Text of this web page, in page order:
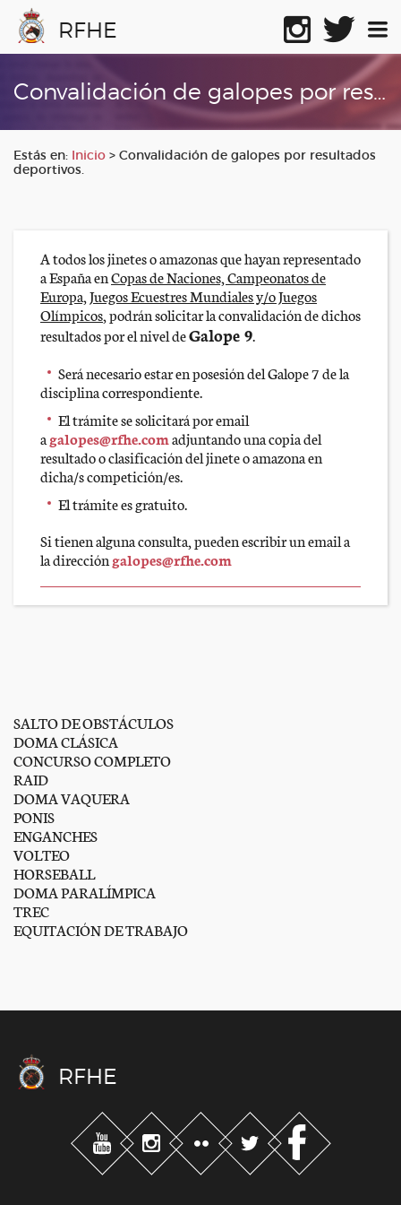
RFHE
Convalidación de galopes por resultados deportivos.
Estás en: Inicio > Convalidación de galopes por resultados
deportivos.
A todos los jinetes o amazonas que hayan representado
a España enCopas de Naciones, Campeonatos de
Europa, Juegos Ecuestres Mundiales y/o Juegos
Olímpicos, podrán solicitar la convalidación de dichos
resultados por el nivel deGalope 9.
Será necesario estar en posesión del Galope 7 de la
disciplina correspondiente.
El trámite se solicitará por email
a galopes@rfhe.comadjuntando una copia del
resultado o clasificación del jinete o amazona en
dicha/s competición/es.
El trámite es gratuito.
Si tienen alguna consulta, pueden escribir un email a
la dirección galopes@rfhe.com
SALTO DE OBSTÁCULOS
DOMA CLÁSICA
CONCURSO COMPLETO
RAID
DOMA VAQUERA
PONIS
ENGANCHES
VOLTEO
HORSEBALL
DOMA PARALÍMPICA
TREC
EQUITACIÓN DE TRABAJO
RFHE